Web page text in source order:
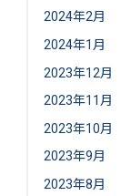
2024年2月
2024年1月
2023年12月
2023年11月
2023年10月
2023年9月
2023年8月